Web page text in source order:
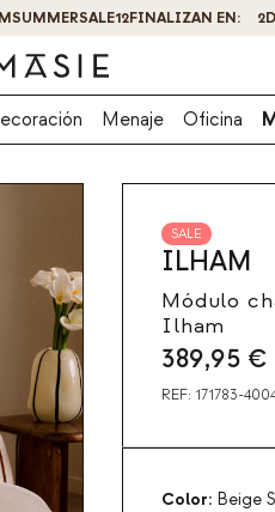
AL SUSCRIBIRTE AHORA!
Menaje Oficina
SALE
ILHAM
Módulo
Ilham
389,95 €
REF: 171783-
Color: Beige